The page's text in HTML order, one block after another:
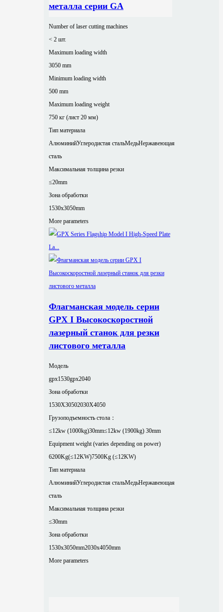
металла серии GA
Number of laser cutting machines
< 2 шт.
Maximum loading width
3050 mm
Minimum loading width
500 mm
Maximum loading weight
750 кг (лист 20 мм)
Тип материала
АлюминийУглеродистая стальМедьНержавеющая
сталь
Максимальная толщина резки
≤20mm
Зона обработки
1530x3050mm
More parameters
Флагманская модель серии
GPX I Высокоскоростной
лазерный станок для резки
листового металла
Модель
gpx1530gpx2040
Зона обработки
1530X30502030X4050
Грузоподъемность стола：
≤12kw (1000kg)30mm≤12kw (1900kg) 30mm
Equipment weight (varies depending on power)
6200Kg(≤12KW)7500Kg (≤12KW)
Тип материала
АлюминийУглеродистая стальМедьНержавеющая
сталь
Максимальная толщина резки
≤30mm
Зона обработки
1530x3050mm2030x4050mm
More parameters